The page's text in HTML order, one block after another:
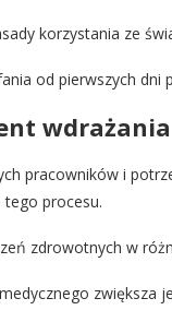
korzystania ze
od pierwszych dni
pracowników i
procesu.
zdrowotnych w
zwiększa